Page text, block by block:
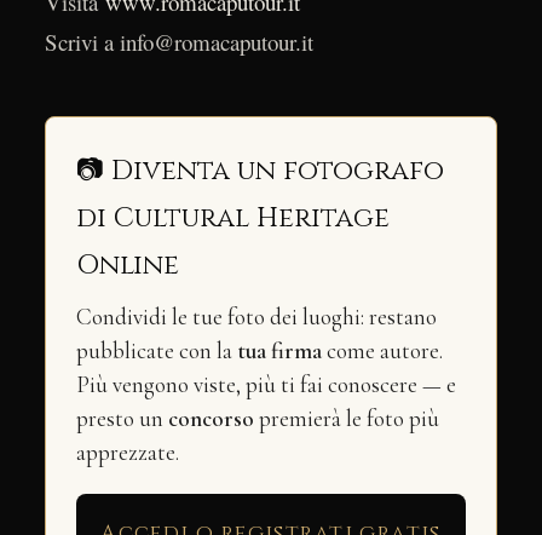
Scrivi a info@romacaputour.it
📷 Diventa un fotografo
di Cultural Heritage
Online
Condividi le tue foto dei luoghi: restano
pubblicate con la tua firmacome autore.
Più vengono viste, più ti fai conoscere — e
presto un concorso premierà le foto più
apprezzate.